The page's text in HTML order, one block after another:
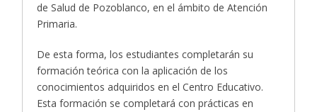
de Salud de Pozoblanco, en el ámbito de Atención
Primaria.
De esta forma, los estudiantes completarán su
formación teórica con la aplicación de los
conocimientos adquiridos en el Centro Educativo.
Esta formación se completará con prácticas en